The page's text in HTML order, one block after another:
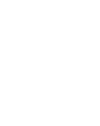
für den kanton
amrhein optik
emmetten
obwalden